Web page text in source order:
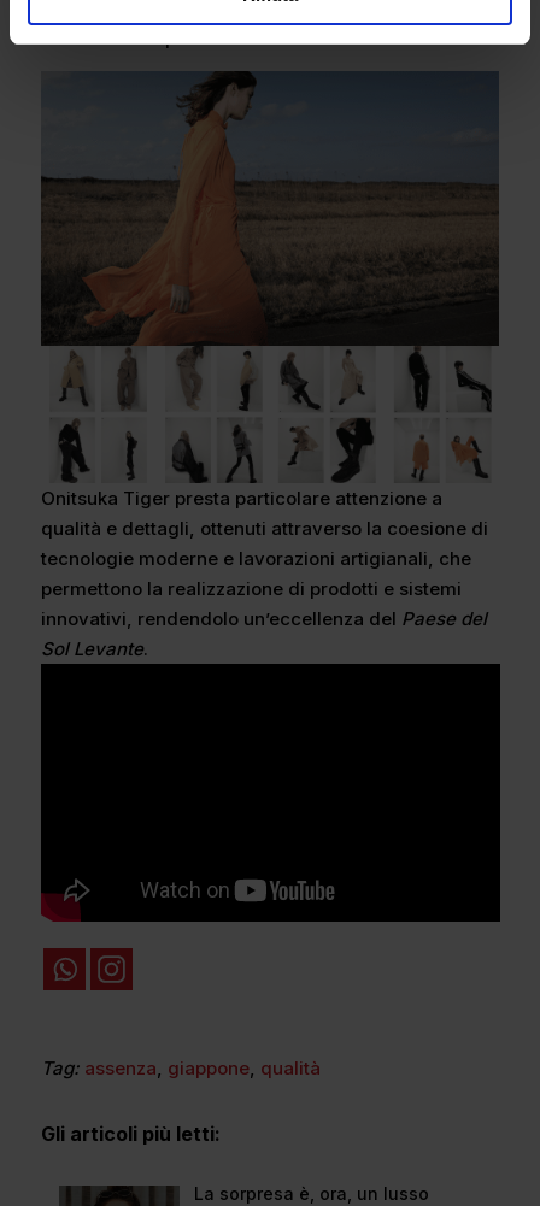
svolazzanti in alcune delle loro parti e aderenti
all’altezza del punto vita.
Onitsuka Tiger presta particolare attenzione a
qualità e dettagli, ottenuti attraverso la coesione di
tecnologie moderne e lavorazioni artigianali, che
permettono la realizzazione di prodotti e sistemi
innovativi, rendendolo un’eccellenza del Paese del
Sol Levante.
Tag: assenza, giappone, qualità
Gli articoli più letti:
La sorpresa è, ora, un lusso